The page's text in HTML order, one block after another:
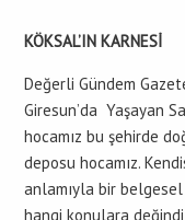
KÖKSAL’IN KARNESİ
Değerli Gündem
Giresun’da Yaşayan
hocamız bu şehirde
deposu hocamız.
anlamıyla bir
hangi konulara